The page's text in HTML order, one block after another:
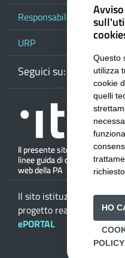
Responsabile del
URP
Seguici su:
Il sito istituzionale della
progetto realizzato da
ePORTAL
Avviso
Questo
utilizza
cookie
quelli
richiesto.
HO
POLICY